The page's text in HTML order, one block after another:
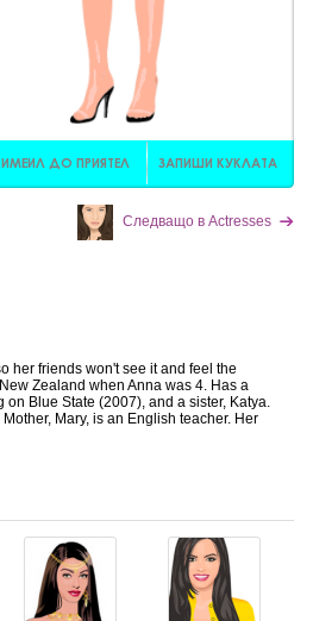
Следващо в Actresses
her friends won't see it and feel the
Zealand when Anna was 4. Has a
Blue State (2007), and a sister, Katya.
Mary, is an English teacher. Her